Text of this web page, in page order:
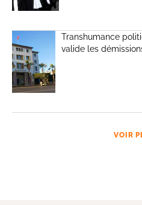
Transhumance
valide les
VOIR